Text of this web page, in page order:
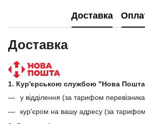
Доставка
Доставка
1. Кур'єрською службою "Нова
у відділення (за тарифом
кур'єром на вашу адресу (за тарифом